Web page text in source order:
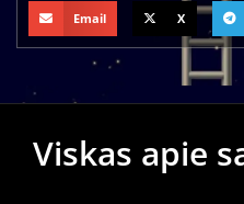
Email X
Viskas apie